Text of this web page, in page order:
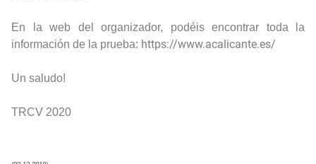
En la web del organizador, podéis encontrar toda la
información de la prueba: https://www.acalicante.es/
Un saludo!
TRCV 2020